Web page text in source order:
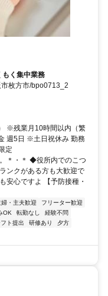
もく集中業務
枚方市/bpo0713_2
※残業月10時間以内（繁
週5日 ※土日祝休み 勤務
定
＊・＊ ◆役所内でのこつ
ンクがある方も大歓迎で
安心ですよ 【予防接種・
婦・主夫歓迎
フリーター歓迎
OK 転勤なし
経験不問
ト提出 研修あり
夕方